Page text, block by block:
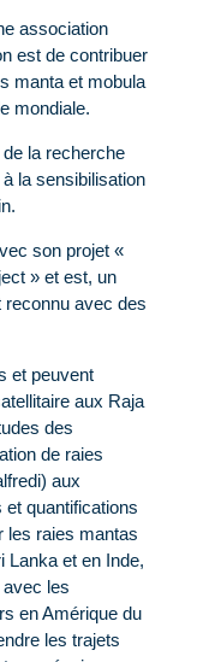
association
est de contribuer
manta et mobula
mondiale.
de la recherche
la sensibilisation
son projet «
» et est, un
avec des
et peuvent
aux Raja
des
de raies
aux
quantifications
les raies mantas
Lanka et en Inde,
avec les
en Amérique du
les trajets